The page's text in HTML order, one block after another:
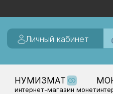
Личный кабинет
НУМИЗМАТ
интернет-магазин монет